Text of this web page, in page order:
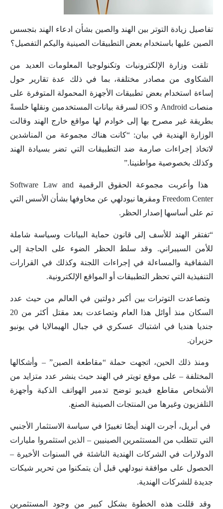
تفاصيل زيادة التوتر بين الهند والصين بشأن ادعاء الهند بتجسس
الصين عليها باستخدام بعض التطبيقات الصينية واليكم التفصيل؟
‎ تلقت وزارة الإلكترونيات وتكنولوجيا المعلومات العديد من
الشكاوى من مصادر مختلفة، بما في ذلك عدة تقارير حول
إساءة استخدام بعض تطبيقات الأجهزة المحمولة المتوفرة على
منصات Android و iOS لسرقة بيانات المستخدمين ونقلها خلسةً
بطريقة غير مصرح بها إلى خوادم لها مواقع خارج الهند وقالت
الوزارة الهندية في بيان: “كانت هناك مجموعة من المناشدين
لاتخاذ إجراءات صارمة ضد التطبيقات التي تضر بسيادة الهند
وكذلك بخصوصية مواطنينا.”
‎ هذا وأعربت مجموعة الحقوق الرقمية Software Law and
Freedom Center ومقرها نيودلهي عن مخاوفها بشأن الأسس التي
تم على أساسها إصدار الحظر.
“تفتقر الهند للأسف إلى قانون حماية البيانات وسياسة شاملة
للأمن السيبراني. وقد سلط الحظر الضوء على الحاجة إلى
الشفافية والمساءلة في إجراءات اللجنة وكذلك في القرارات
التنفيذية التي تحظر التطبيقات أو المواقع الإلكترونية.
‎ وتصاعدت التوترات بين أكبر دولتين في العالم من حيث عدد
السكان منذ أوائل هذا العام وتصاعدت بعد مقتل أكثر من 20
جنديا هنديا في اشتباك عسكري في جبال الهيمالايا في يونيو
حزيران.
‎ ومنذ ذلك الحين، اتجهت حملة “مقاطعة الصين” – وأشكالها
المختلفة – على موقع تويتر في الهند حيث ينشر عدد متزايد من
الأشخاص مقاطع فيديو توضح تدمير الهواتف الذكية وأجهزة
التلفزيون وغيرها من المنتجات الصينية الصنع.
‎ في أبريل، أجرت الهند أيضًا تغييرًا في سياسة الاستثمار الأجنبي
التي تتطلب من المستثمرين الصينيين – الذين استثمروا مليارات
الدولارات في الشركات الهندية الناشئة في السنوات الأخيرة –
الحصول على موافقة نيودلهي قبل أن يتمكنوا من تحرير شيكات
جديدة للشركات الهندية.
وقد قللت هذه الخطوة بشكل كبير من وجود المستثمرين